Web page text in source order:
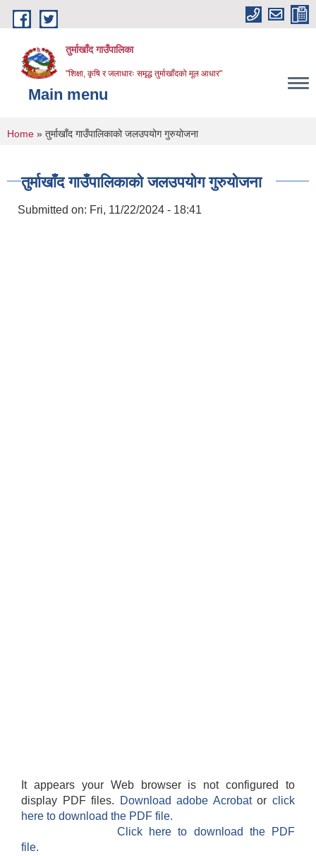
Skip to main content
तुर्माखाँद गाउँपालिका
"शिक्षा, कृषि र जलाधारः समृद्ध तुर्माखाँदको मूल आधार"
Main menu
You are here
Home » तुर्माखाँद गाउँपालिकाको जलउपयोग गुरुयोजना
तुर्माखाँद गाउँपालिकाको जलउपयोग गुरुयोजना
Submitted on: Fri, 11/22/2024 - 18:41
It appears your Web browser is not configured to
display PDF files.
Download adobe Acrobatorclick
here to download the PDF file.
Click here to download the PDF
file.